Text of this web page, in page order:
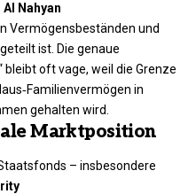
Al Nahyan
Vermögensbeständen und
ist. Die genaue
bleibt oft vage, weil die Grenze
in
gehalten wird.
Marktposition
– insbesondere